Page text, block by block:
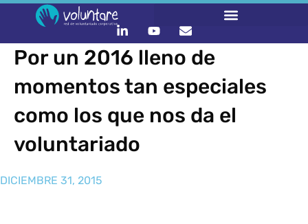
Por un 2016 lleno de
momentos tan especiales
como los que nos da el
voluntariado
DICIEMBRE 31, 2015